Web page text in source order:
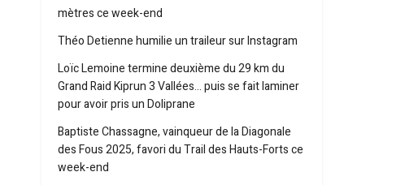
mètres ce week-end
Théo Detienne humilie un traileur sur Instagram
Loïc Lemoine termine deuxième du 29 km du
Grand Raid Kiprun 3 Vallées… puis se fait laminer
pour avoir pris un Doliprane
Baptiste Chassagne, vainqueur de la Diagonale
des Fous 2025, favori du Trail des Hauts-Forts ce
week-end